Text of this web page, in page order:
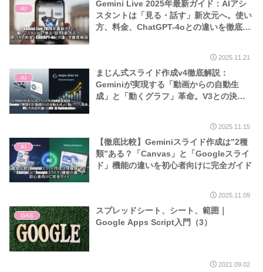
AI
Gemini Live 2025年最新ガイド：AIアシ
スタントは「見る・話す」新次元へ。使い
方、料金、ChatGPT-4oとの違いを徹底解
2025.11.21
AI
まじん式スライド作成v4徹底解説：
Geminiが実現する「動画からの自動生
成」と「動くグラフ」革命。V3との決定
2025.11.15
AI
【徹底比較】Geminiスライド作成は”2種
類”ある？「Canvas」と「Googleスライ
ド」機能の違いを初心者向けに完全ガイド
2025.11.09
GAS
スプレッドシート、シート、範囲｜
Google Apps Script入門（3）
2021.09.02